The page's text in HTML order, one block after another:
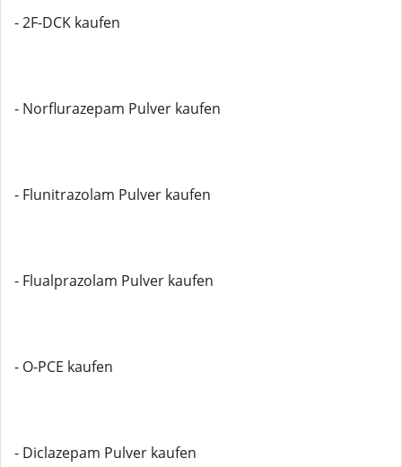
- 2F-DCK kaufen
- Norflurazepam Pulver kaufen
- Flunitrazolam Pulver kaufen
- Flualprazolam Pulver kaufen
- O-PCE kaufen
- Diclazepam Pulver kaufen